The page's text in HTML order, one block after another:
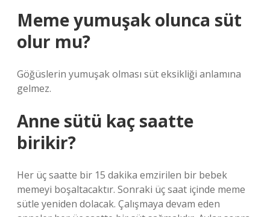
Meme yumuşak olunca süt
olur mu?
Göğüslerin yumuşak olması süt eksikliği anlamına
gelmez.
Anne sütü kaç saatte
birikir?
Her üç saatte bir 15 dakika emzirilen bir bebek
memeyi boşaltacaktır. Sonraki üç saat içinde meme
sütle yeniden dolacak. Çalışmaya devam eden